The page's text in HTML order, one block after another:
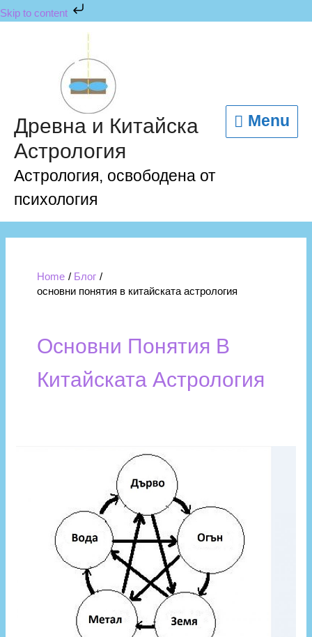
Skip to content
Skip
to
Древна и Китайска
Астрология
Астрология, освободена от
психология
Menu
Home
Блог
основни понятия в китайската астрология
Основни Понятия В
Китайската Астрология
въведение